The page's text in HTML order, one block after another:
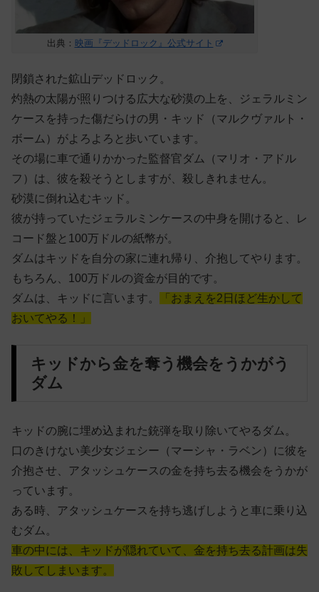
出典： 映画『デッドロック』公式サイト
閉鎖された鉱山デッドロック。
灼熱の太陽が照りつける広大な砂漠の上を、ジェラルミン
ケースを持った傷だらけの男・キッド（マルクヴァルト・
ボーム）がよろよろと歩いています。
その場に車で通りかかった監督官ダム（マリオ・アドル
フ）は、彼を殺そうとしますが、殺しきれません。
砂漠に倒れ込むキッド。
彼が持っていたジェラルミンケースの中身を開けると、レ
コード盤と100万ドルの紙幣が。
ダムはキッドを自分の家に連れ帰り、介抱してやります。
もちろん、100万ドルの資金が目的です。
ダムは、キッドに言います。
「おまえを2日ほど生かして
おいてやる！」
キッドから金を奪う機会をうかがう
ダム
キッドの腕に埋め込まれた銃弾を取り除いてやるダム。
口のきけない美少女ジェシー（マーシャ・ラベン）に彼を
介抱させ、アタッシュケースの金を持ち去る機会をうかが
っています。
ある時、アタッシュケースを持ち逃げしようと車に乗り込
むダム。
車の中には、キッドが隠れていて、金を持ち去る計画は失
敗してしまいます。